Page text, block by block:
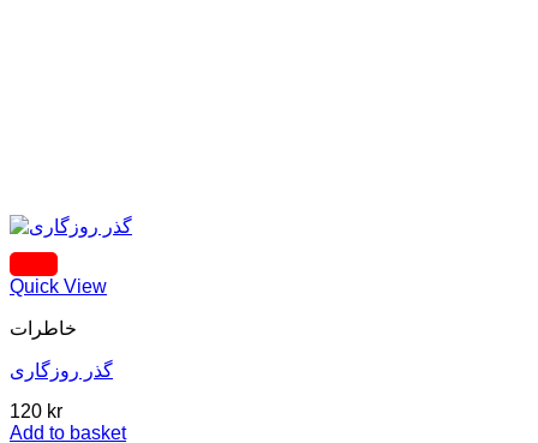
Quick View
خاطرات
گذر روزگاری
120 kr
Add to basket